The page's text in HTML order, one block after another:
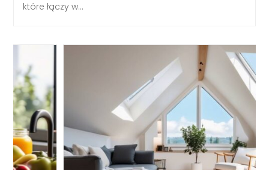
które łączy w...